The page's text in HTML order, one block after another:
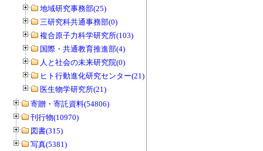
地域研究事務部(25)
三研究科共通事務部(0)
複合原子力科学研究所(103)
国際・共通教育推進部(4)
人と社会の未来研究院(0)
ヒト行動進化研究センター(21)
医生物学研究所(21)
寄贈・寄託資料(54806)
刊行物(10970)
図書(315)
写真(5381)